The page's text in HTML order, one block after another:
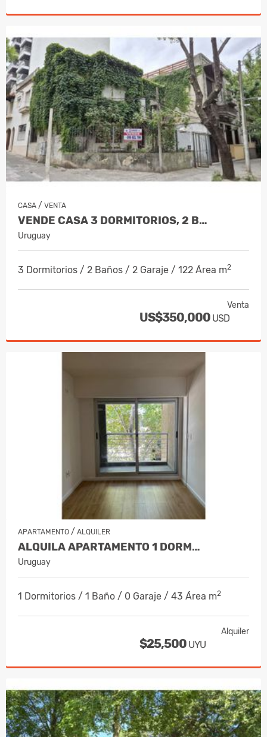
CASA / VENTA
VENDE CASA 3 DORMITORIOS, 2 B…
Uruguay
3 Dormitorios / 2 Baños / 2 Garaje / 122 Área m2
Venta
US$350,000 USD
APARTAMENTO / ALQUILER
ALQUILA APARTAMENTO 1 DORM…
Uruguay
1 Dormitorios / 1 Baño / 0 Garaje / 43 Área m2
Alquiler
$25,500 UYU